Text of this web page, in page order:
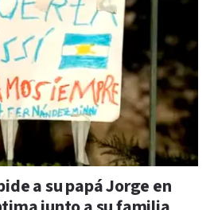
a su papá Jorge en